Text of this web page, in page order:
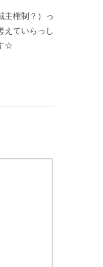
主権制？）っ
えていらっし
☆